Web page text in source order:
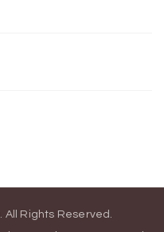
. All Rights Reserved.